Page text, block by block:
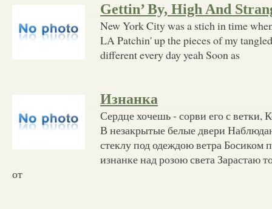
Gettin’ By, High And
New York City was a stich in time
LA Patchin' up the pieces of my
different every day yeah Soon as
Изнанка
Сердце хочешь - сорви его с ветки,
В незакрытые белые двери
стеклу под одеждою ветра Босиком
изнанке над розою света Зарастаю
от